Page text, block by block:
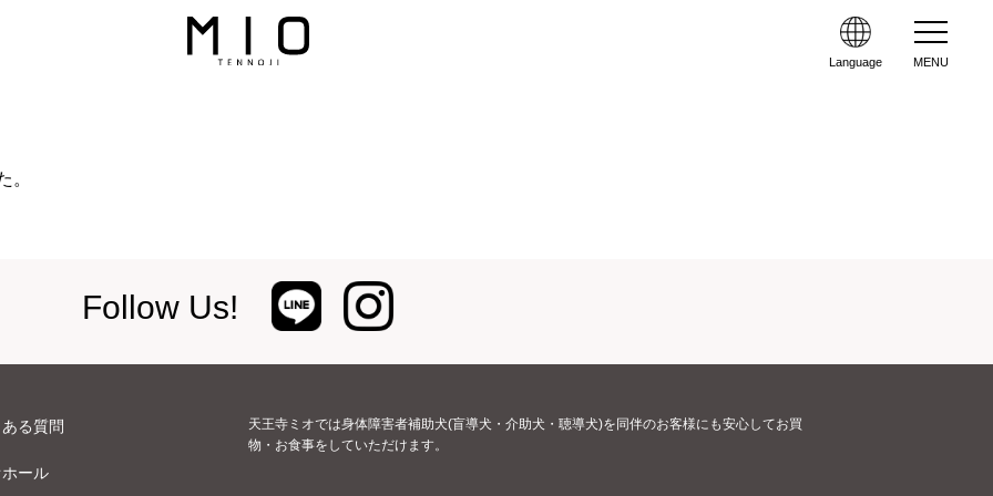
Language MENU
。
Follow Us!
る質問
ール
天王寺ミオでは身体障害者補助犬(盲導犬・介助犬・聴導犬)を同伴のお客様にも安心してお買
物・お食事をしていただけます。